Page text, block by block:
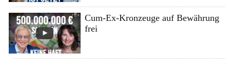
Cum-Ex-Kronzeuge auf Bewährung
frei